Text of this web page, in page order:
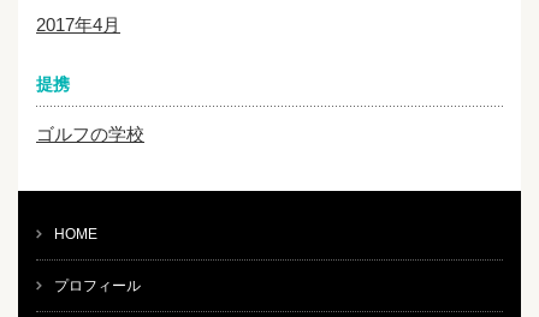
2017年4月
提携
ゴルフの学校
HOME
プロフィール